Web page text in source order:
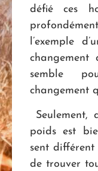
défié ces
l’exemple
semble
changement
poids est
sent différent
de trouver